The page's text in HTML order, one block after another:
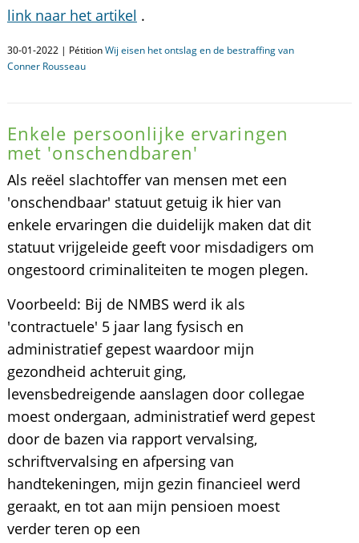
link naar het artikel .
30-01-2022 | PétitionWij eisen het ontslag en de bestraffing van
Conner Rousseau
Enkele persoonlijke ervaringen
met 'onschendbaren'
Als reëel slachtoffer van mensen met een
'onschendbaar' statuut getuig ik hier van
enkele ervaringen die duidelijk maken dat dit
statuut vrijgeleide geeft voor misdadigers om
ongestoord criminaliteiten te mogen plegen.
Voorbeeld: Bij de NMBS werd ik als
'contractuele' 5 jaar lang fysisch en
administratief gepest waardoor mijn
gezondheid achteruit ging,
levensbedreigende aanslagen door collegae
moest ondergaan, administratief werd gepest
door de bazen via rapport vervalsing,
schriftvervalsing en afpersing van
handtekeningen, mijn gezin financieel werd
geraakt, en tot aan mijn pensioen moest
verder teren op een